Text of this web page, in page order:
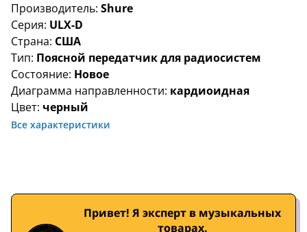
Производитель: Shure
Серия: ULX-D
Страна: США
Тип: Поясной передатчик для радиосистем
Состояние: Новое
Диаграмма направленности: кардиоидная
Цвет: черный
Все характеристики
Привет! Я эксперт в музыкальных
товарах.